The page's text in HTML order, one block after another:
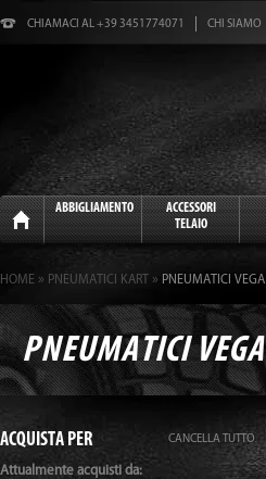
CHIAMACI AL +39 3451774071 CHI SIAMO
Home
ABBIGLIAMENTO
ACCESSORI
TELAIO
HOME » PNEUMATICI KART » PNEUMATICI VEGA
PNEUMATICI VEGA
ACQUISTA PER CANCELLA TUTTO
Attualmente acquisti da: